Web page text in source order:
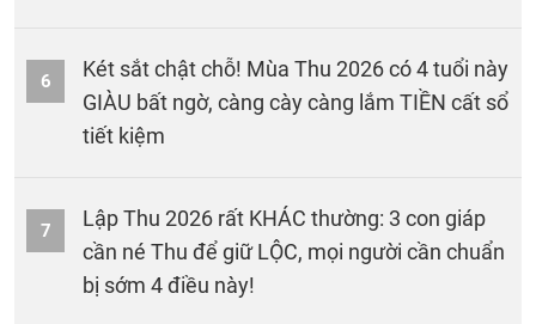
6
Két sắt chật chỗ! Mùa Thu 2026 có 4 tuổi này
GIÀU bất ngờ, càng cày càng lắm TIỀN cất sổ
tiết kiệm
7
Lập Thu 2026 rất KHÁC thường: 3 con giáp
cần né Thu để giữ LỘC, mọi người cần chuẩn
bị sớm 4 điều này!